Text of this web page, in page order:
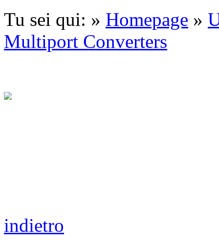
Tu sei qui: » Homepage »
Multiport Converters
indietro